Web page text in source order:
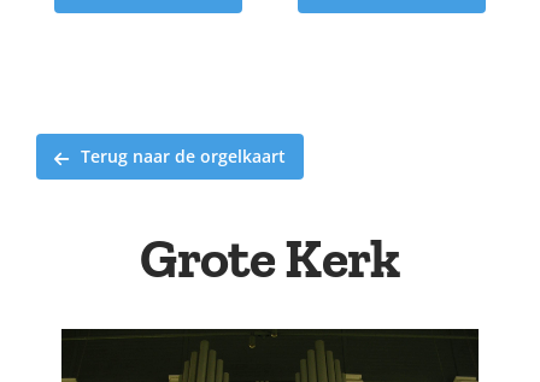
Terug naar de orgelkaart
Grote Kerk